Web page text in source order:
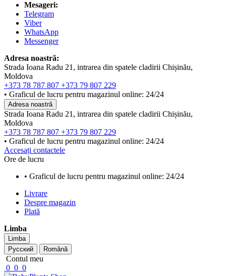
Mesageri:
Telegram
Viber
WhatsApp
Messenger
Adresa noastră:
Strada Ioana Radu 21, intrarea din spatele cladirii Chișinău,
Moldova
+373 78 787 807 +373 79 807 229
• Graficul de lucru pentru magazinul online: 24/24
Adresa noastră
Strada Ioana Radu 21, intrarea din spatele cladirii Chișinău,
Moldova
+373 78 787 807 +373 79 807 229
• Graficul de lucru pentru magazinul online: 24/24
Accesați contactele
Ore de lucru
• Graficul de lucru pentru magazinul online: 24/24
Livrare
Despre magazin
Plată
Limba
Limba
Русский
Română
Contul meu
0 0 0